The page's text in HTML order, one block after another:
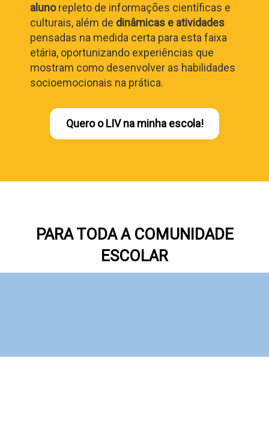
alunorepleto de informações científicas e
culturais, além de dinâmicas e atividades
pensadas na medida certa para esta faixa
etária, oportunizando experiências que
mostram como desenvolver as habilidades
socioemocionais na prática.
Quero o LIV na minha escola!
PARA TODA A COMUNIDADE
ESCOLAR